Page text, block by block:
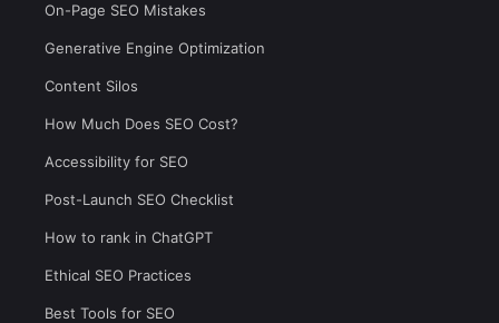
On-Page SEO Mistakes
Generative Engine Optimization
Content Silos
How Much Does SEO Cost?
Accessibility for SEO
Post-Launch SEO Checklist
How to rank in ChatGPT
Ethical SEO Practices
Best Tools for SEO